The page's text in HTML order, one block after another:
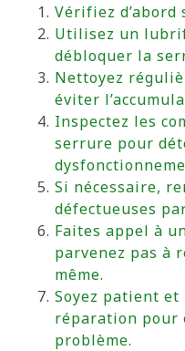
Vérifiez d’abord
Utilisez un
débloquer la
Nettoyez
éviter
Inspectez les
serrure pour
Si nécessaire,
défectueuses
Faites appel à
parvenez pas à
même.
Soyez patient
réparation pour
problème.